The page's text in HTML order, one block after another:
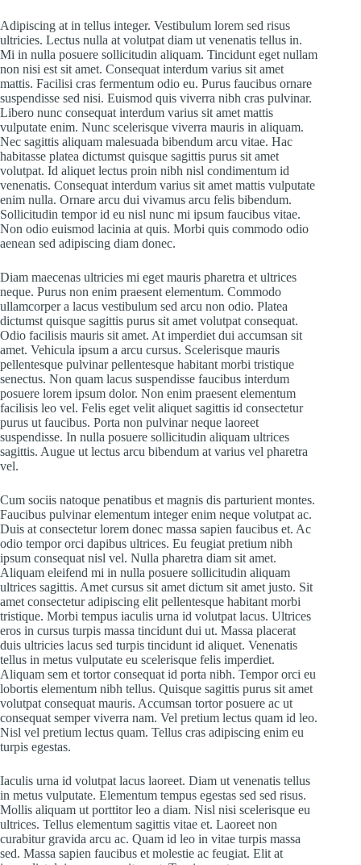
Adipiscing at in tellus integer. Vestibulum lorem sed risus
ultricies. Lectus nulla at volutpat diam ut venenatis tellus in.
Mi in nulla posuere sollicitudin aliquam. Tincidunt eget nullam
non nisi est sit amet. Consequat interdum varius sit amet
mattis. Facilisi cras fermentum odio eu. Purus faucibus ornare
suspendisse sed nisi. Euismod quis viverra nibh cras pulvinar.
Libero nunc consequat interdum varius sit amet mattis
vulputate enim. Nunc scelerisque viverra mauris in aliquam.
Nec sagittis aliquam malesuada bibendum arcu vitae. Hac
habitasse platea dictumst quisque sagittis purus sit amet
volutpat. Id aliquet lectus proin nibh nisl condimentum id
venenatis. Consequat interdum varius sit amet mattis vulputate
enim nulla. Ornare arcu dui vivamus arcu felis bibendum.
Sollicitudin tempor id eu nisl nunc mi ipsum faucibus vitae.
Non odio euismod lacinia at quis. Morbi quis commodo odio
aenean sed adipiscing diam donec.
Diam maecenas ultricies mi eget mauris pharetra et ultrices
neque. Purus non enim praesent elementum. Commodo
ullamcorper a lacus vestibulum sed arcu non odio. Platea
dictumst quisque sagittis purus sit amet volutpat consequat.
Odio facilisis mauris sit amet. At imperdiet dui accumsan sit
amet. Vehicula ipsum a arcu cursus. Scelerisque mauris
pellentesque pulvinar pellentesque habitant morbi tristique
senectus. Non quam lacus suspendisse faucibus interdum
posuere lorem ipsum dolor. Non enim praesent elementum
facilisis leo vel. Felis eget velit aliquet sagittis id consectetur
purus ut faucibus. Porta non pulvinar neque laoreet
suspendisse. In nulla posuere sollicitudin aliquam ultrices
sagittis. Augue ut lectus arcu bibendum at varius vel pharetra
vel.
Cum sociis natoque penatibus et magnis dis parturient montes.
Faucibus pulvinar elementum integer enim neque volutpat ac.
Duis at consectetur lorem donec massa sapien faucibus et. Ac
odio tempor orci dapibus ultrices. Eu feugiat pretium nibh
ipsum consequat nisl vel. Nulla pharetra diam sit amet.
Aliquam eleifend mi in nulla posuere sollicitudin aliquam
ultrices sagittis. Amet cursus sit amet dictum sit amet justo. Sit
amet consectetur adipiscing elit pellentesque habitant morbi
tristique. Morbi tempus iaculis urna id volutpat lacus. Ultrices
eros in cursus turpis massa tincidunt dui ut. Massa placerat
duis ultricies lacus sed turpis tincidunt id aliquet. Venenatis
tellus in metus vulputate eu scelerisque felis imperdiet.
Aliquam sem et tortor consequat id porta nibh. Tempor orci eu
lobortis elementum nibh tellus. Quisque sagittis purus sit amet
volutpat consequat mauris. Accumsan tortor posuere ac ut
consequat semper viverra nam. Vel pretium lectus quam id leo.
Nisl vel pretium lectus quam. Tellus cras adipiscing enim eu
turpis egestas.
Iaculis urna id volutpat lacus laoreet. Diam ut venenatis tellus
in metus vulputate. Elementum tempus egestas sed sed risus.
Mollis aliquam ut porttitor leo a diam. Nisl nisi scelerisque eu
ultrices. Tellus elementum sagittis vitae et. Laoreet non
curabitur gravida arcu ac. Quam id leo in vitae turpis massa
sed. Massa sapien faucibus et molestie ac feugiat. Elit at